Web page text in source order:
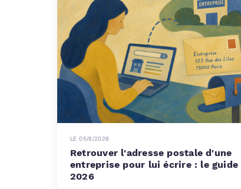
LE 05/8/2026
Retrouver l'adresse postale d'une
entreprise pour lui écrire : le guide
2026